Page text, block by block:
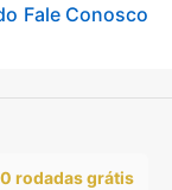
Fale Conosco
rodadas grátis